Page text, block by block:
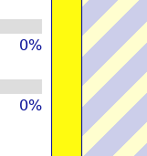
0%
0%